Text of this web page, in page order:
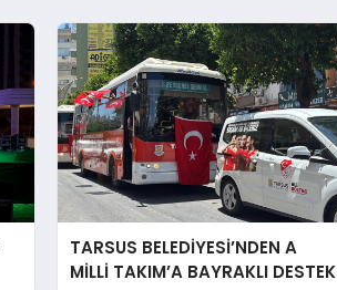
TARSUS BELEDİYESİ’NDEN A
MİLLİ TAKIM’A BAYRAKLI DESTEK